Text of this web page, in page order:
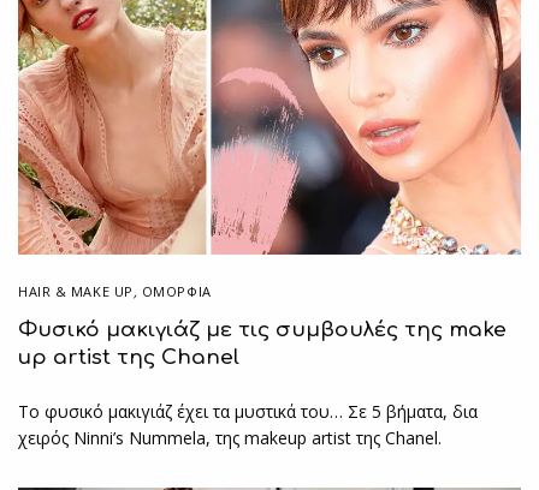
HAIR & MAKE UP , ΟΜΟΡΦΙΑ
Φυσικό μακιγιάζ με τις συμβουλές της make
up artist της Chanel
Το φυσικό μακιγιάζ έχει τα μυστικά του… Σε 5 βήματα, δια
χειρός Ninni’s Nummela, της makeup artist της Chanel.